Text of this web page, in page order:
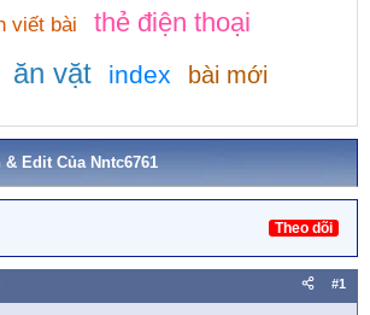
viết bài thẻ điện thoại
ăn vặt index bài mới
Edit Của Nntc6761
Theo dõi
#1